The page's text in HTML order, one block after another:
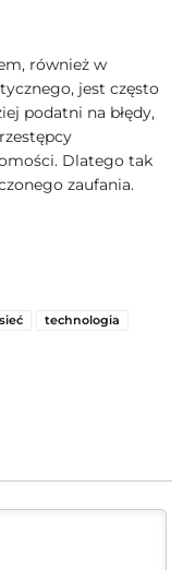
również w
jest często
podatni na błędy,
Dlatego tak
zaufania.
sieć technologia